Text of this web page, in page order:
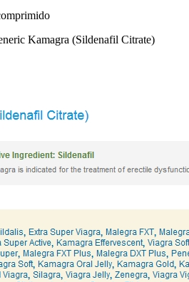
Kamagra (Sildenafil Citrate)